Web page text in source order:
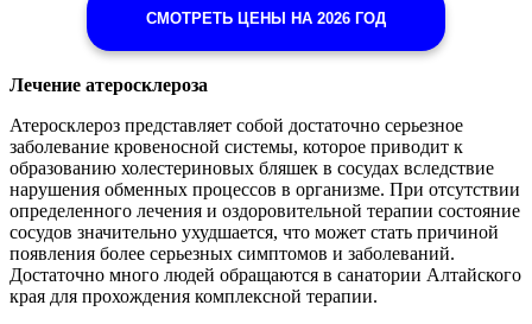
СМОТРЕТЬ ЦЕНЫ НА 2026 ГОД
Лечение атеросклероза
Атеросклероз представляет собой достаточно серьезное
заболевание кровеносной системы, которое приводит к
образованию холестериновых бляшек в сосудах вследствие
нарушения обменных процессов в организме. При отсутствии
определенного лечения и оздоровительной терапии состояние
сосудов значительно ухудшается, что может стать причиной
появления более серьезных симптомов и заболеваний.
Достаточно много людей обращаются в санатории Алтайского
края для прохождения комплексной терапии.